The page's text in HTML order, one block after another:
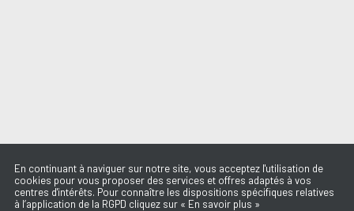
En continuant à naviguer sur notre site, vous acceptez l'utilisation de
cookies pour vous proposer des services et offres adaptés à vos
centres d'intérêts. Pour connaître les dispositions spécifiques relatives
à l’application de la RGPD cliquez sur « En savoir plus »